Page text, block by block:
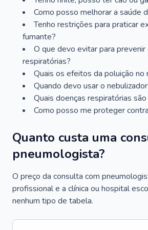
Como posso melhorar a saúde
Tenho restrições para praticar
fumante?
O que devo evitar para prevenir
respiratórias?
Quais os efeitos da poluição no
Quando devo usar o
Quais doenças respiratórias
Como posso me proteger
Quanto custa uma
pneumologista?
O preço da consulta com
profissional e a clínica ou hospital
nenhum tipo de tabela.